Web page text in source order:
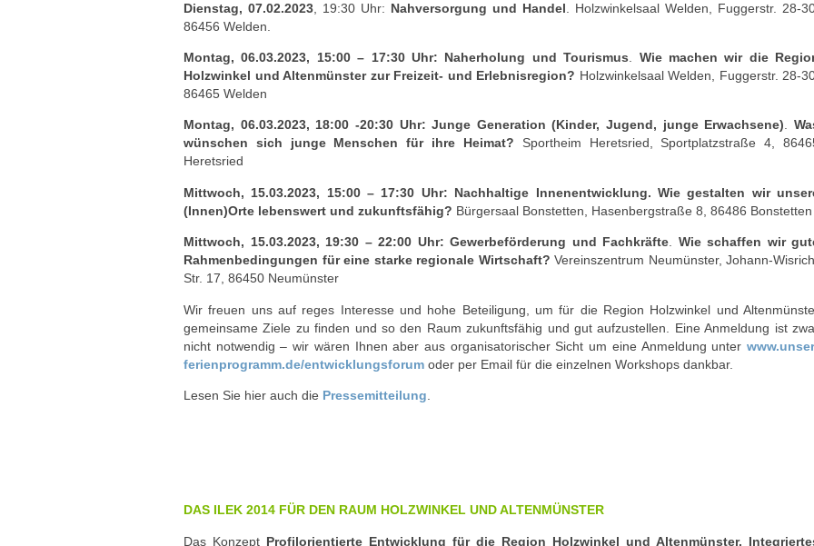
Dienstag, 07.02.2023 , 19:30 Uhr: Nahversorgung und Handel . Holzwinkelsaal Welden, Fuggerstr. 28-
86456 Welden.
Montag, 06.03.2023, 15:00 – 17:30 Uhr: Naherholung und Tourismus
Wie machen wir die
Holzwinkel und Altenmünster zur Freizeit- und Erlebnisregion? Holzwinkelsaal Welden, Fuggerstr. 28-
86465 Welden
Montag, 06.03.2023, 18:00 -20:30 Uhr: Junge Generation (Kinder, Jugend, junge Erwachsene).
wünschen sich junge Menschen für ihre Heimat? Sportheim Heretsried, Sportplatzstraße 4,
Heretsried
Mittwoch, 15.03.2023, 15:00 – 17:30 Uhr: Nachhaltige Innenentwicklung. Wie gestalten wir
(Innen)Orte lebenswert und zukunftsfähig? Bürgersaal Bonstetten, Hasenbergstraße 8, 86486 Bonstetten
Mittwoch, 15.03.2023, 19:30 – 22:00 Uhr: Gewerbeförderung und Fachkräfte
Wie schaffen wir
Rahmenbedingungen für eine starke regionale Wirtschaft? Vereinszentrum Neumünster, Johann-
Str. 17, 86450 Neumünster
Wir freuen uns auf reges Interesse und hohe Beteiligung, um für die Region Holzwinkel und
gemeinsame Ziele zu finden und so den Raum zukunftsfähig und gut aufzustellen. Eine Anmeldung ist
nicht notwendig – wir wären Ihnen aber aus organisatorischer Sicht um eine Anmeldung unter
ferienprogramm.de/entwicklungsforum oder per Email für die einzelnen Workshops dankbar.
Lesen Sie hier auch die Pressemitteilung
DAS ILEK 2014 FÜR DEN RAUM HOLZWINKEL UND ALTENMÜNSTER
Das Konzept Profilorientierte Entwicklung für die Region Holzwinkel und Altenmünster.